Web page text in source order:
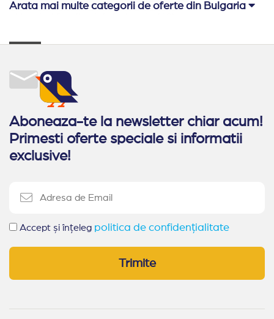
Oferte Rusalii Bulgaria
Oferte 1 mai Kranevo
All Inclusive Bulgaria
Ultra All Inclusive Bulgaria
Alte statiuni in Bulgaria
Obzor Elenite
Sveti Vlas Kranevo Balchik (14)
Pomorie (4) Sunny Day (2) Arkutino (2)
Arata mai multe categorii de oferte din Bulgaria
Aboneaza-te la newsletter chiar acum!
Primesti oferte speciale si informatii
exclusive!
Accept și înțeleg politica de confidențialitate
Trimite